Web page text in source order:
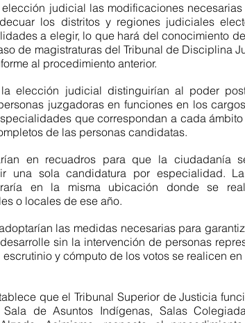
judicial las modificaciones
los distritos y regiones judiciales
a elegir, lo que hará del conocimiento
de magistraturas del Tribunal de Disciplina
al procedimiento anterior.
elección judicial distinguirían al poder
juzgadoras en funciones en los
que correspondan a cada ámbito
de las personas candidatas.
en recuadros para que la ciudadanía
una sola candidatura por especialidad.
en la misma ubicación donde se
o locales de ese año.
las medidas necesarias para
sin la intervención de personas
y cómputo de los votos se realicen
que el Tribunal Superior de Justicia
Sala de Asuntos Indígenas, Salas